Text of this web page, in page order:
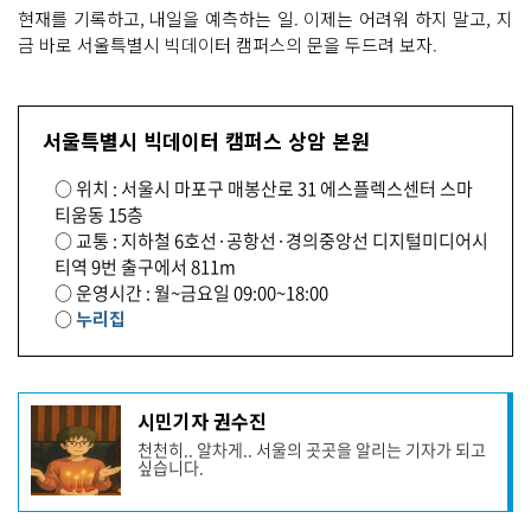
현재를 기록하고, 내일을 예측하는 일. 이제는 어려워 하지 말고, 지
금 바로 서울특별시 빅데이터 캠퍼스의 문을 두드려 보자.
서울특별시 빅데이터 캠퍼스 상암 본원
○ 위치 : 서울시 마포구 매봉산로 31 에스플렉스센터 스마
티움동 15층
○ 교통 : 지하철 6호선·공항선·경의중앙선 디지털미디어시
티역 9번 출구에서 811m
○ 운영시간 : 월~금요일 09:00~18:00
○누리집
기
사
작
성
자
프
시민기자 권수진
천천히.. 알차게.. 서울의 곳곳을 알리는 기자가 되고
싶습니다.